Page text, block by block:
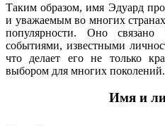
Таким образом, имя Эдуард
и уважаемым во многих
популярности. Оно
событиями, известными
что делает его не только
выбором для многих поколений.
Имя и